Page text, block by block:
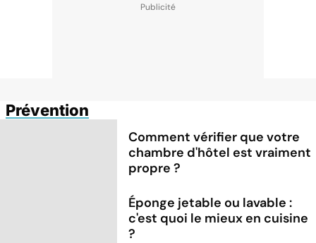
Prévention
Comment vérifier que votre
chambre d'hôtel est vraiment
propre ?
Éponge jetable ou lavable :
c'est quoi le mieux en cuisine
?